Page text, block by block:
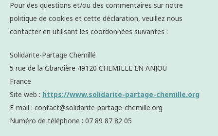
Pour des questions et/ou des commentaires sur notre
politique de cookies et cette déclaration, veuillez nous
contacter en utilisant les coordonnées suivantes :
Solidarite-Partage Chemillé
5 rue de la Gbardière 49120 CHEMILLE EN ANJOU
France
Site web : https://www.solidarite-partage-chemille.org
E-mail : contact@solidarite-partage-chemille.org
Numéro de téléphone : 07 89 87 82 05